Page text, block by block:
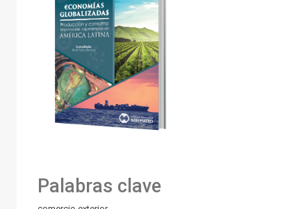
Palabras clave